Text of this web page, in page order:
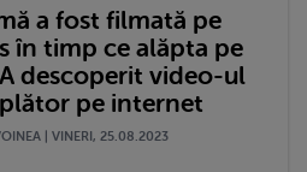
a fost filmată pe
în timp ce alăpta pe
descoperit video-ul
pe internet
| VINERI, 25.08.2023